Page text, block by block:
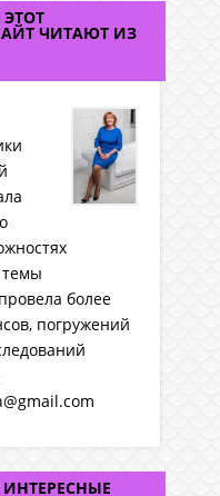
ЧИТАЮТ ИЗ
темы
более
погружений